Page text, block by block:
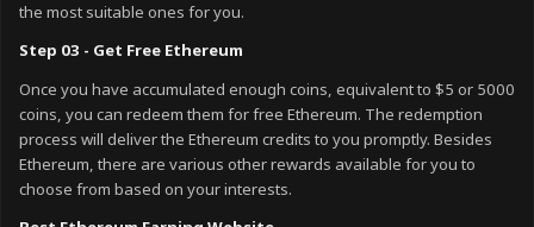
the most suitable ones for you.
Step 03 - Get Free Ethereum
Once you have accumulated enough coins, equivalent to $5 or 5000
coins, you can redeem them for free Ethereum. The redemption
process will deliver the Ethereum credits to you promptly. Besides
Ethereum, there are various other rewards available for you to
choose from based on your interests.